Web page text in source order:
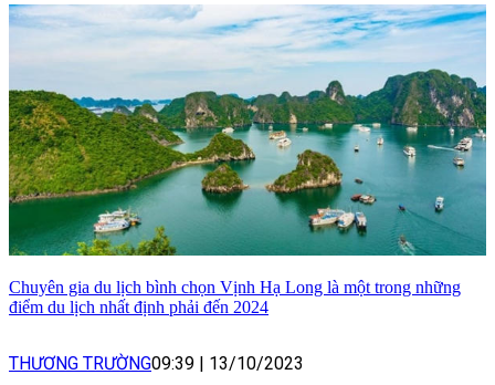
Chuyên gia du lịch bình chọn Vịnh Hạ Long là một trong những
điểm du lịch nhất định phải đến 2024
THƯƠNG TRƯỜNG09:39 | 13/10/2023